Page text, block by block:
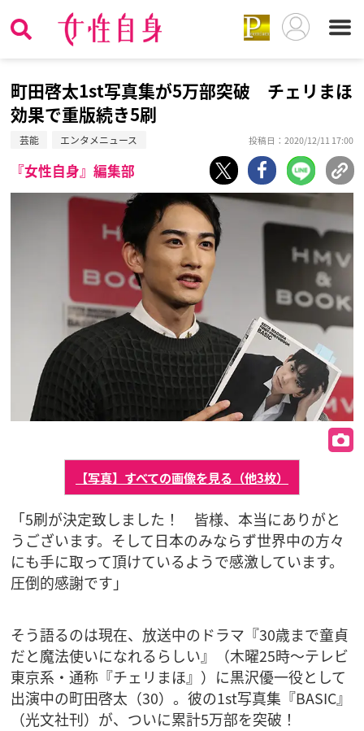
町田啓太1st写真集が5万部突破 チェリまほ
効果で重版続き5刷
芸能 エンタメニュース 投稿日：2020/12/11 17:00
『女性自身』編集部
【写真】すべての画像を見る（他3枚）
「5刷が決定致しました！ 皆様、本当にありがと
うございます。そして日本のみならず世界中の方々
にも手に取って頂けているようで感激しています。
圧倒的感謝です」
そう語るのは現在、放送中のドラマ『30歳まで童貞
だと魔法使いになれるらしい』（木曜25時〜テレビ
東京系・通称『チェリまほ』）に黒沢優一役として
出演中の町田啓太（30）。彼の1st写真集『BASIC』
（光文社刊）が、ついに累計5万部を突破！